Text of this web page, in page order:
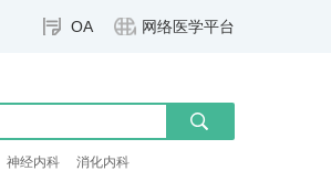
OA 网络医学平台
神经内科 消化内科